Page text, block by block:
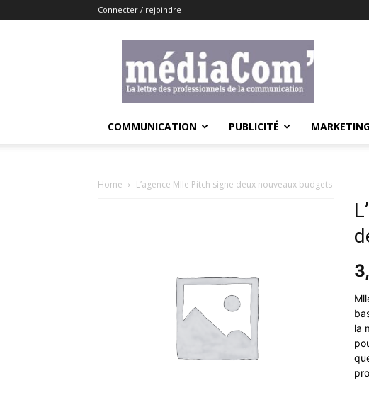
Connecter / rejoindre
COMMUNICATION PUBLICITÉ
Home L’agence Mlle Pitch signe deux nouveaux budgets
la